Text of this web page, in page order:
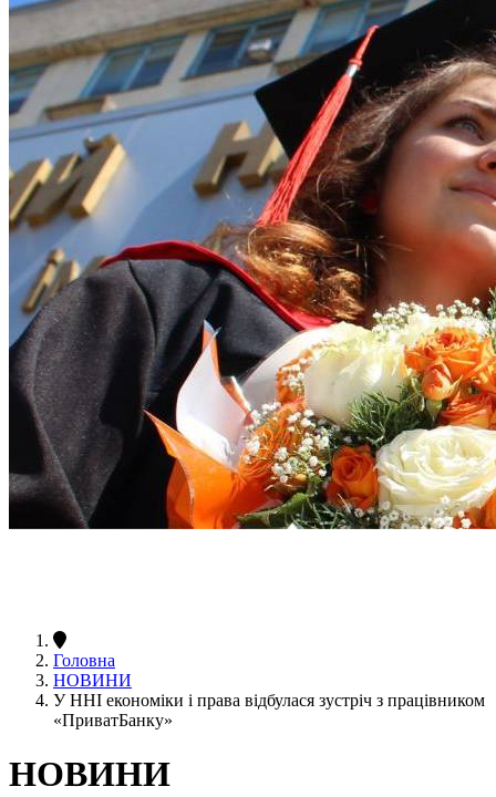
Головна
НОВИНИ
У ННІ економіки і права відбулася зустріч з працівником
«ПриватБанку»
НОВИНИ